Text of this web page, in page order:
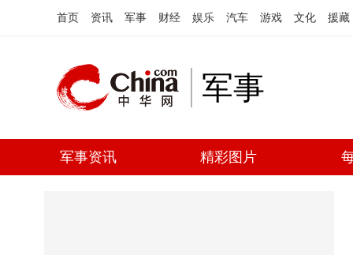
首页 资讯 军事 财经 娱乐 汽车 游戏 文化 援藏
军事
军事资讯 精彩图片